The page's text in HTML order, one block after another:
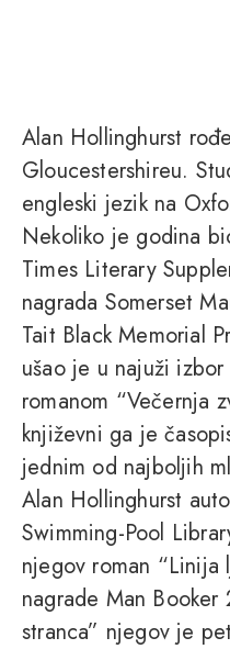
Alan Hollinghurst
Gloucestershireu.
engleski jezik na
Nekoliko je godina
Times Literary
nagrada Somerset
Tait Black Memorial
ušao je u najuži
romanom “Večernja
književni ga je
jednim od najboljih
Alan Hollinghurst
Swimming-Pool
njegov roman
nagrade Man
stranca” njegov je